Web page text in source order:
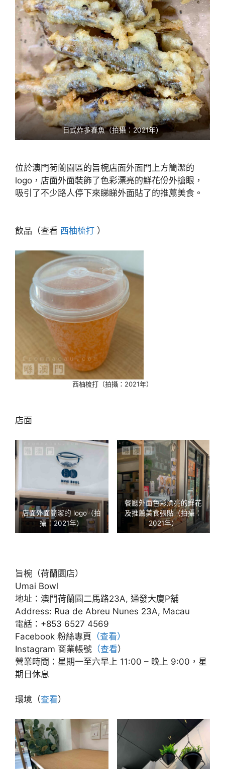
日式炸多春魚（拍攝：2021年）
位於澳門荷蘭園區的旨椀店面外面門上方簡潔的
logo，店面外面裝飾了色彩漂亮的鮮花份外搶眼，
吸引了不少路人停下來睇睇外面貼了的推薦美食。
飲品（查看 西柚梳打 ）
西柚梳打（拍攝：2021年）
店面
店面外面簡潔的 logo（拍
攝：2021年）
餐廳外面色彩漂亮的鮮花
及推薦美食張貼（拍攝：
2021年）
旨椀（荷蘭園店）
Umai Bowl
地址：澳門荷蘭園二馬路23A, 通發大廈P舖
Address: Rua de Abreu Nunes 23A, Macau
電話：+853 6527 4569
Facebook 粉絲專頁 （查看）
Instagram 商業帳號 （查看）
營業時間：星期一至六早上 11:00 – 晚上 9:00，星
期日休息
環境（查看）